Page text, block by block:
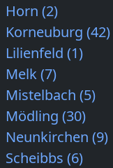
Horn (2)
Korneuburg (42)
Lilienfeld (1)
Melk (7)
Mistelbach (5)
Mödling (30)
Neunkirchen (9)
Scheibbs (6)